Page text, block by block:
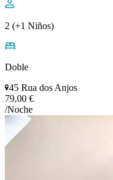
2 (+1 Niños)
Doble
45 Rua dos Anjos
79,00 €
/Noche